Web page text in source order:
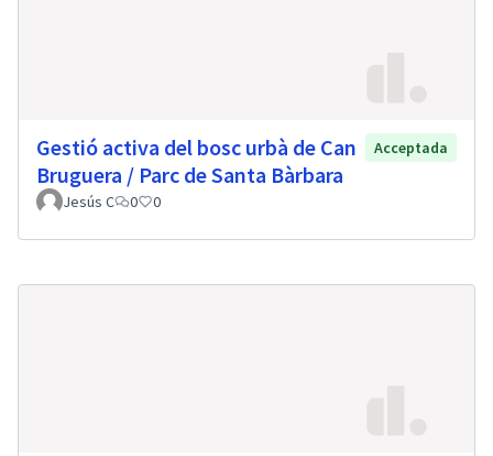
Gestió activa del bosc urbà de Can
Bruguera / Parc de Santa Bàrbara
Acceptada
Jesús C 0 0